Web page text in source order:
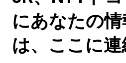
にあなたの
は、ここに連